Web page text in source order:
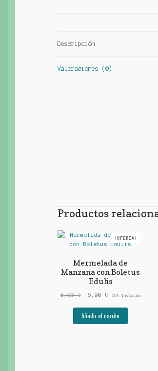
Descripción
Valoraciones (0)
Productos
Mermelada de
Manzana con Boletus
Edulis
¡OFERTA!
8,00€
El
original
6,90€ El
actual
IVA Incluido
Añadir al carrito